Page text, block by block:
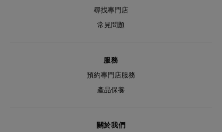
尋找專門店
常見問題
服務
預約專門店服務
產品保養
關於我們